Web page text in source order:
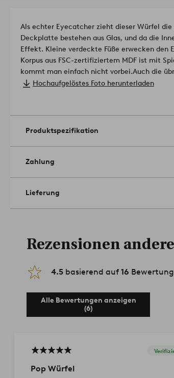
Als echter Eyecatcher zieht dieser Würfel
Deckplatte bestehen aus Glas, und da die
Effekt. Kleine verdeckte Füße erwecken den
Korpus aus FSC-zertifiziertem MDF ist mit
kommt man einfach nicht vorbei.Auch die
wert.Das Produkt enthält Holz aus
Hochaufgelöstes Foto herunterladen
Produktspezifikation
Zahlung
Lieferung
Rezensionen
4.5 basierend auf 16
Alle Bewertungen anzeigen
(6)
Pop Würfel